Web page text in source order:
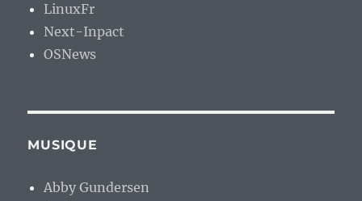
LinuxFr
Next-Inpact
OSNews
MUSIQUE
Abby Gundersen